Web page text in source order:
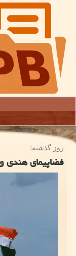
روز گذشته؛
فضاپیمای هندی